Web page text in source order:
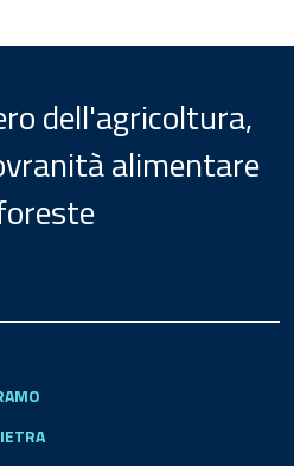
dell'agricoltura,
alimentare